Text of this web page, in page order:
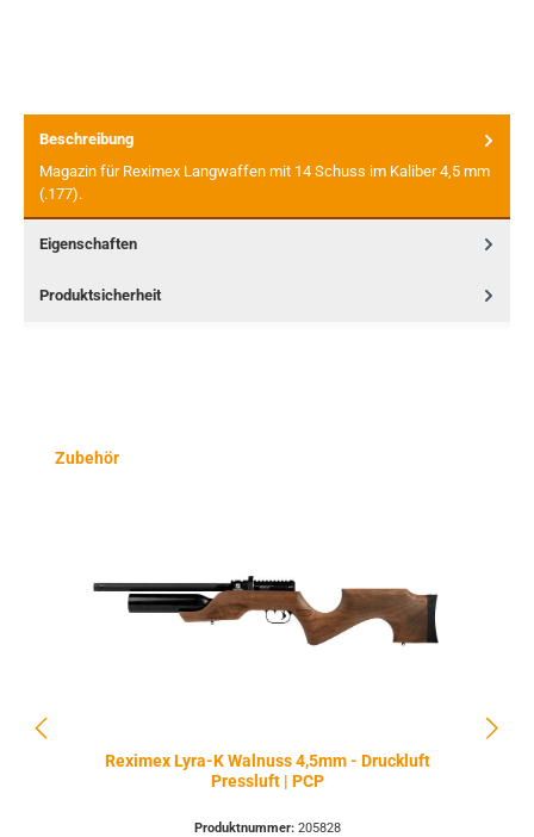
Beschreibung
Magazin für Reximex Langwaffen mit 14 Schuss im Kaliber 4,5 mm
(.177).
Eigenschaften
Produktsicherheit
Produktgalerie überspringen
Zubehör
Reximex Lyra-K Walnuss 4,5mm - Druckluft
Pressluft | PCP
Produktnummer: 205828